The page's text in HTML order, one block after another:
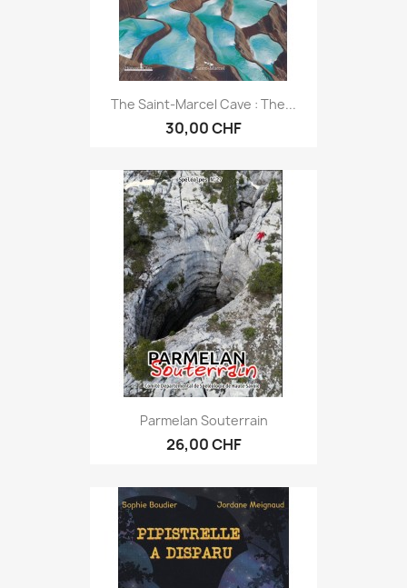
The Saint-Marcel Cave : The...
30,00 CHF
Parmelan Souterrain
26,00 CHF